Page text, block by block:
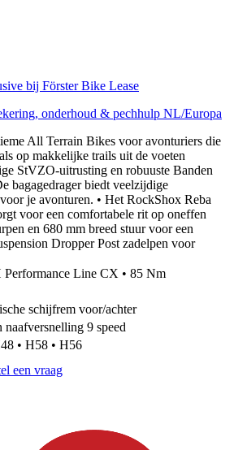
bij Förster Bike Lease
onderhoud & pechhulp NL/Europa
All Terrain Bikes voor avonturiers die
op makkelijke trails uit de voeten
StVZO-uitrusting en robuuste Banden
bagagedrager biedt veelzijdige
je avonturen. • Het RockShox Reba
voor een comfortabele rit op oneffen
en 680 mm breed stuur voor een
Dropper Post zadelpen voor
Line CX • 85 Nm
schijfrem voor/achter
naafversnelling 9 speed
• H58 • H56
een vraag